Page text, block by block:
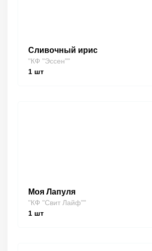
Сливочный ирис
"КФ "Эссен""
1 шт
Моя Лапуля
"КФ "Свит Лайф""
1 шт